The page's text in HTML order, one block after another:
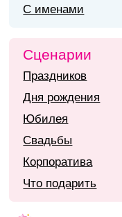
С именами
Сценарии
Праздников
Дня рождения
Юбилея
Свадьбы
Корпоратива
Что подарить